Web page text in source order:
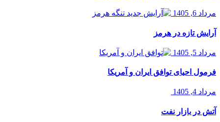
مرداد 6, 1405
آرایش تازه در هرمز
مرداد 5, 1405
فرمول احیای توافق ایران و آمریکا
مرداد 4, 1405
آتش در بازار نفت